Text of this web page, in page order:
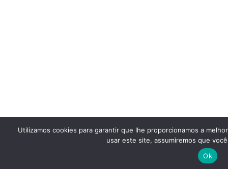
Utilizamos cookies para garantir que lhe proporcionamos a
usar este site, assumiremos que
Ok